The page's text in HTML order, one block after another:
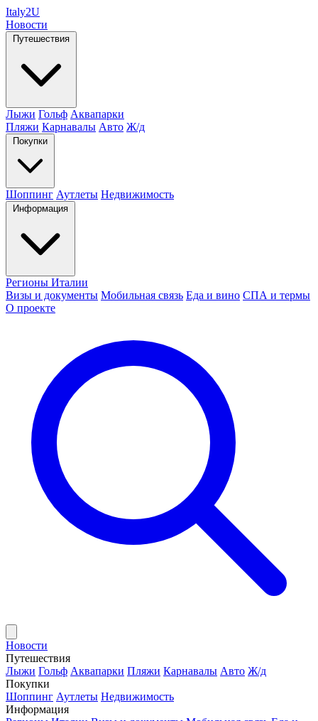
Italy2U
Новости
Путешествия
Лыжи Гольф Аквапарки
Пляжи Карнавалы Авто Ж/д
Покупки
Шоппинг Аутлеты Недвижимость
Информация
Регионы Италии
Визы и документы Мобильная связь Еда и вино СПА и термы
О проекте
Новости
Путешествия
Лыжи Гольф Аквапарки Пляжи Карнавалы Авто Ж/д
Покупки
Шоппинг Аутлеты Недвижимость
Информация